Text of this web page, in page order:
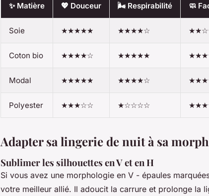
✨ Matière 💖 Douceur 🌬️ Respirabilité 🧼
Soie ★★★★★ ★★★★☆
Coton bio ★★★★☆ ★★★★★
Modal ★★★★★ ★★★★☆
Polyester ★★★☆☆ ★☆☆☆☆
Adapter sa lingerie de nuit à sa
Sublimer les silhouettes en V et en H
Si vous avez une morphologie en V - épaules
votre meilleur allié. Il adoucit la carrure et prolonge la